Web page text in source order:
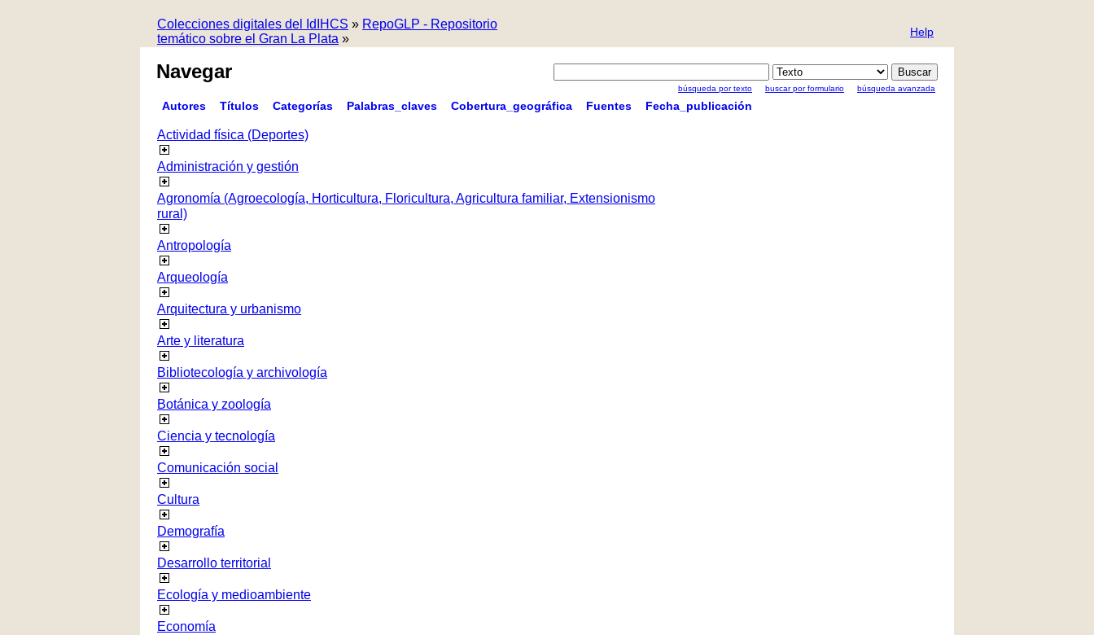
Colecciones digitales del IdIHCS » RepoGLP - Repositorio
temático sobre el Gran La Plata » Help
Navegar
búsqueda por texto buscar por formulario búsqueda avanzada
Autores Títulos Categorías Palabras_claves Cobertura_geográfica Fuentes Fecha_publicación
Actividad física (Deportes)
Administración y gestión
Agronomía (Agroecología, Horticultura, Floricultura, Agricultura familiar, Extensionismo
rural)
Antropología
Arqueología
Arquitectura y urbanismo
Arte y literatura
Bibliotecología y archivología
Botánica y zoología
Ciencia y tecnología
Comunicación social
Cultura
Demografía
Desarrollo territorial
Ecología y medioambiente
Economía